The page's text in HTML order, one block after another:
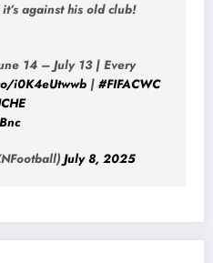
against his old club!
14 – July 13 | Every
i0K4eUtwwb | #FIFACWC
July 8, 2025